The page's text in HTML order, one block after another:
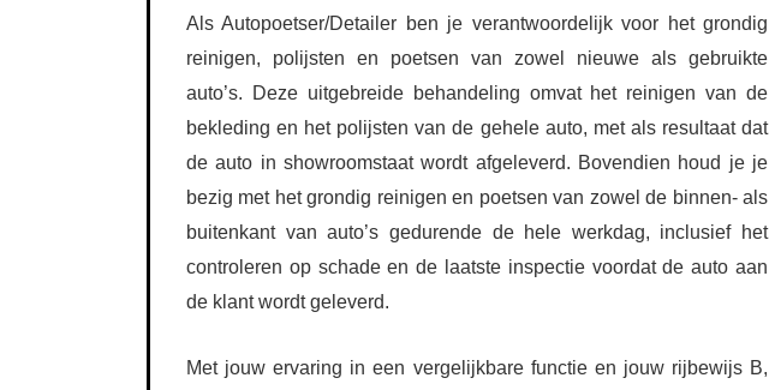
Als Autopoetser/Detailer ben je verantwoordelijk voor het grondig
reinigen, polijsten en poetsen van zowel nieuwe als gebruikte
auto’s. Deze uitgebreide behandeling omvat het reinigen van de
bekleding en het polijsten van de gehele auto, met als resultaat dat
de auto in showroomstaat wordt afgeleverd. Bovendien houd je je
bezig met het grondig reinigen en poetsen van zowel de binnen- als
buitenkant van auto’s gedurende de hele werkdag, inclusief het
controleren op schade en de laatste inspectie voordat de auto aan
de klant wordt geleverd.
Met jouw ervaring in een vergelijkbare functie en jouw rijbewijs B,